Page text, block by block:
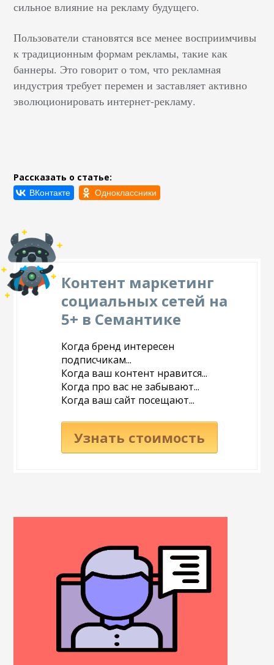
сильное влияние на рекламу будущего.
Пользователи становятся все менее восприимчивы
к традиционным формам рекламы, такие как
баннеры. Это говорит о том, что рекламная
индустрия требует перемен и заставляет активно
эволюционировать интернет-рекламу.
Рассказать о статье:
Контент маркетинг
социальных сетей на
5+ в Семантике
Когда бренд интересен
подписчикам...
Когда ваш контент нравится...
Когда про вас не забывают...
Когда ваш сайт посещают...
Узнать стоимость